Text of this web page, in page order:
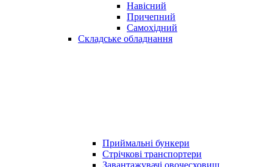
Навісний
Причепний
Самохідний
Складське обладнання
Приймальні бункери
Стрічкові транспортери
Завантажувачі овочесховищ